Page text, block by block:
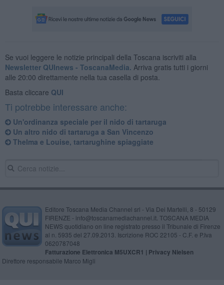
Se vuoi leggere le notizie principali della Toscana iscriviti alla
Newsletter QUInews - ToscanaMedia. Arriva gratis tutti i giorni
alle 20:00 direttamente nella tua casella di posta.
Basta cliccare QUI
Ti potrebbe interessare anche:
Un'ordinanza speciale per il nido di tartaruga
Un altro nido di tartaruga a San Vincenzo
Thelma e Louise, tartarughine spiaggiate
Editore Toscana Media Channel srl - Via Dei Martelli, 8 - 50129
FIRENZE - info@toscanamediachannel.it. TOSCANA MEDIA
NEWS quotidiano on line registrato presso il Tribunale di Firenze
al n. 5935 del 27.09.2013. Iscrizione ROC 22105 - C.F. e P.Iva
0620787048
Fatturazione Elettronica M5UXCR1 | Privacy Nielsen
Direttore responsabile Marco Migli